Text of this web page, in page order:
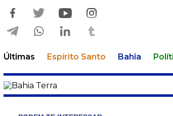
Últimas Espírito Santo Bahia